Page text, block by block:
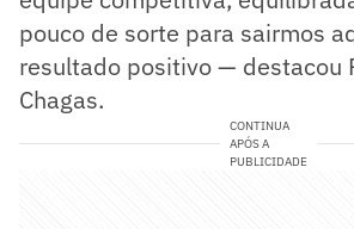
pouco de sorte para sairmos
resultado positivo — destacou
Chagas.
CONTINUA
APÓS A
PUBLICIDADE